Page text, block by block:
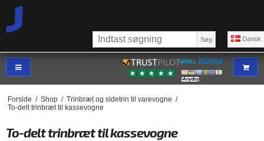
Dansk
Søg
Forside / Shop / Trinbræt og sidetrin til varevogne /
To-delt trinbræt til kassevogne
To-delt trinbræt til kassevogne